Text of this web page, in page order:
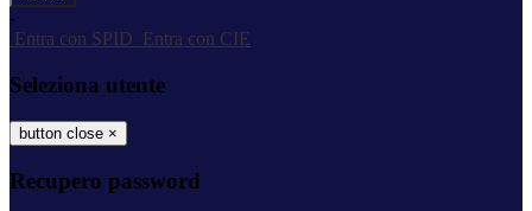
-
Entra con SPID
Entra con CIE
Seleziona utente
button close ×
Recupero password